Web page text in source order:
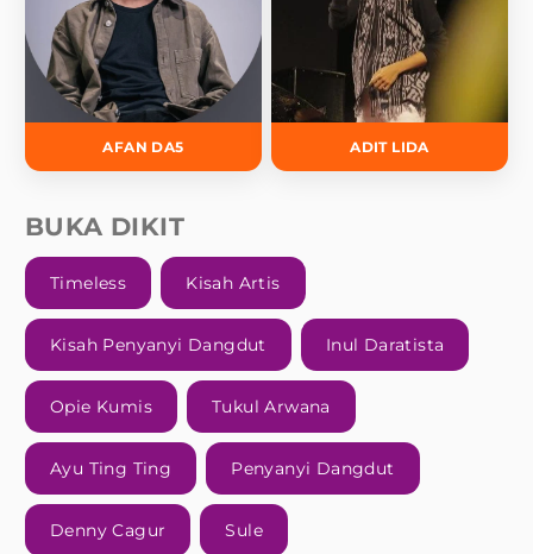
AFAN DA5 ADIT LIDA
BUKA DIKIT
Timeless Kisah Artis
Kisah Penyanyi Dangdut Inul Daratista
Opie Kumis Tukul Arwana
Ayu Ting Ting Penyanyi Dangdut
Denny Cagur Sule